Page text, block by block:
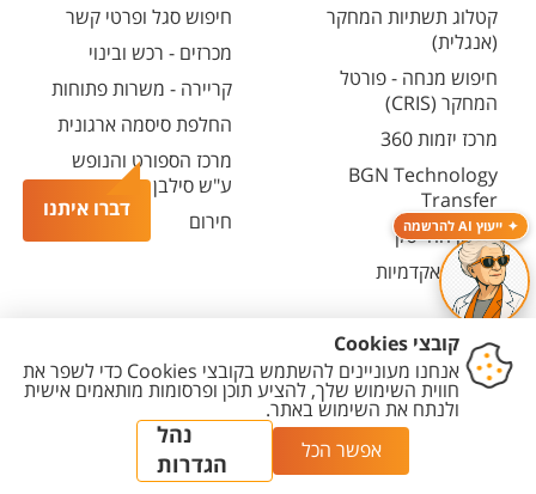
דברו איתנו
ייעוץ AI להרשמה
קטלוג תשתיות המחקר
(אנגלית)
חיפוש מנחה - פורטל
המחקר (CRIS)
מרכז יזמות 360
BGN Technology
Transfer
פארק ההייטק
משרות אקדמיות
חיפוש סגל ופרטי קשר
מכרזים - רכש ובינוי
קריירה - משרות פתוחות
החלפת סיסמה ארגונית
מרכז הספורט והנופש
ע"ש סילבן אדמס
חירום
נגישות
מדיניות
מדיניות עריכת
תוכן